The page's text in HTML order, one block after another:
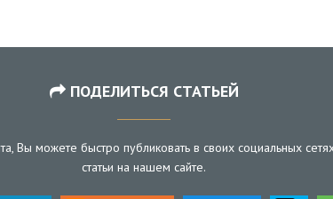
ПОДЕЛИТЬСЯ СТАТЬЕЙ
Вы можете быстро публиковать в своих социальных
статьи на нашем сайте.